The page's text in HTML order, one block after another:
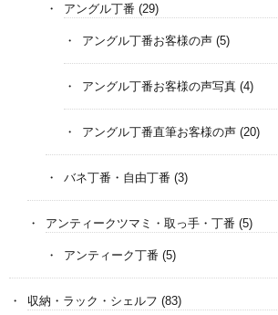
アングル丁番 (29)
アングル丁番お客様の声 (5)
アングル丁番お客様の声写真 (4)
アングル丁番直筆お客様の声 (20)
バネ丁番・自由丁番 (3)
アンティークツマミ・取っ手・丁番 (5)
アンティーク丁番 (5)
収納・ラック・シェルフ (83)